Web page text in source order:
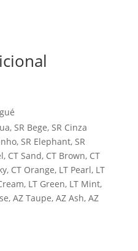
SR Bege, SR Cinza
SR Elephant, SR
CT Sand, CT Brown, CT
CT Orange, LT Pearl, LT
LT Green, LT Mint,
AZ Taupe, AZ Ash, AZ